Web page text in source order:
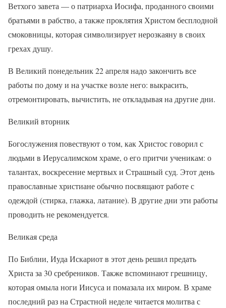
Ветхого завета — о патриарха Иосифа, проданного своими
братьями в рабство, а также проклятия Христом бесплодной
смоковницы, которая символизирует нерозкаяну в своих
грехах душу.
В Великий понедельник 22 апреля надо закончить все
работы по дому и на участке возле него: выкрасить,
отремонтировать, вычистить, не откладывая на другие дни.
Великий вторник
Богослужения повествуют о том, как Христос говорил с
людьми в Иерусалимском храме, о его притчи ученикам: о
талантах, воскресение мертвых и Страшный суд. Этот день
православные христиане обычно посвящают работе с
одеждой (стирка, глажка, латание). В другие дни эти работы
проводить не рекомендуется.
Великая среда
По Библии, Иуда Искариот в этот день решил предать
Христа за 30 сребреников. Также вспоминают грешницу,
которая омыла ноги Иисуса и помазала их миром. В храме
последний раз на Страстной неделе читается молитва с